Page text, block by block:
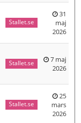
Stallet.se
31
maj
2026
Stallet.se
7 maj
2026
Stallet.se
25
mars
2026